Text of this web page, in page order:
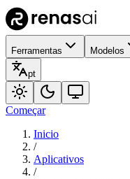
Ferramentas Modelos
pt
Começar
Inicio
/
Aplicativos
/